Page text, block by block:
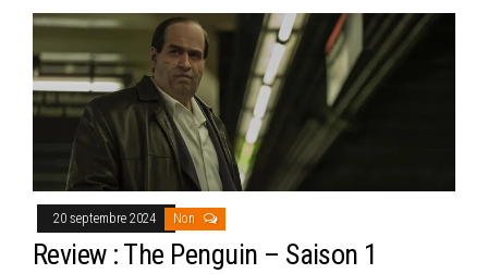
20 septembre 2024 Non
Review : The Penguin – Saison 1